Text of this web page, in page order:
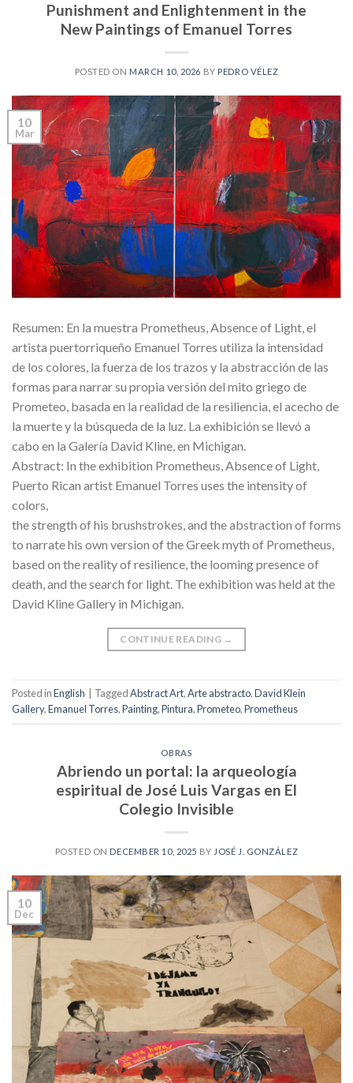
Punishment and Enlightenment in the
New Paintings of Emanuel Torres
POSTED ON MARCH 10, 2026 BY PEDRO VÉLEZ
10
Mar
Resumen: En la muestra Prometheus, Absence of Light, el
artista puertorriqueño Emanuel Torres utiliza la intensidad
de los colores, la fuerza de los trazos y la abstracción de las
formas para narrar su propia versión del mito griego de
Prometeo, basada en la realidad de la resiliencia, el acecho de
la muerte y la búsqueda de la luz. La exhibición se llevó a
cabo en la Galería David Kline, en Michigan.
Abstract: In the exhibition Prometheus, Absence of Light,
Puerto Rican artist Emanuel Torres uses the intensity of
colors,
the strength of his brushstrokes, and the abstraction of forms
to narrate his own version of the Greek myth of Prometheus,
based on the reality of resilience, the looming presence of
death, and the search for light. The exhibition was held at the
David Kline Gallery in Michigan.
CONTINUE READING →
Posted inEnglish TaggedAbstract Art,Arte abstracto,David Klein
Gallery,Emanuel Torres,Painting,Pintura,Prometeo,Prometheus
OBRAS
Abriendo un portal: la arqueología
espiritual de José Luis Vargas en El
Colegio Invisible
POSTED ON DECEMBER 10, 2025 BY JOSÉ J. GONZÁLEZ
10
Dec